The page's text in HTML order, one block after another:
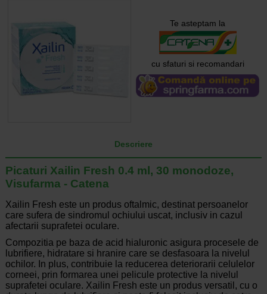
Te asteptam la
cu sfaturi si recomandari
Descriere
Picaturi Xailin Fresh 0.4 ml, 30 monodoze,
Visufarma - Catena
Xailin Fresh este un produs oftalmic, destinat persoanelor
care sufera de sindromul ochiului uscat, inclusiv in cazul
afectarii suprafetei oculare.
Compozitia pe baza de acid hialuronic asigura procesele de
lubrifiere, hidratare si hranire care se desfasoara la nivelul
ochilor. In plus, contribuie la reducerea deteriorarii celulelor
corneei, prin formarea unei pelicule protective la nivelul
suprafetei oculare. Xailin Fresh este un produs versatil, cu o